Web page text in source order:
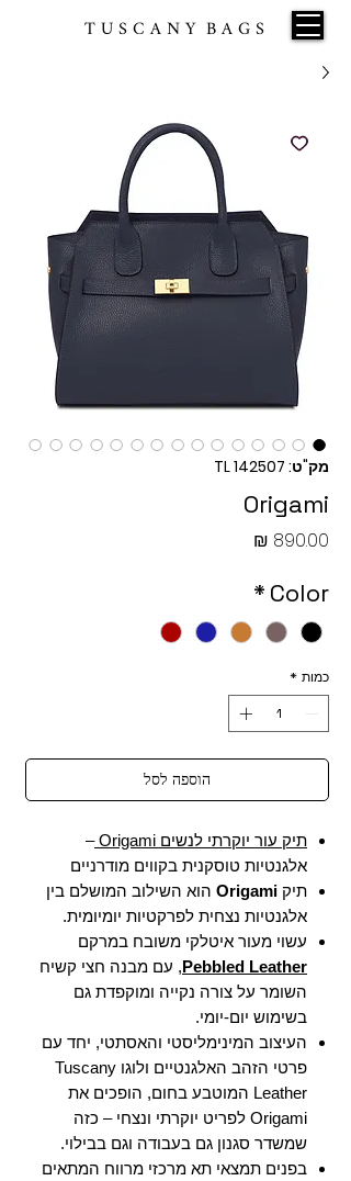
T U S C A N Y B A G S
מק"ט: TL 142507
Origami
Color
*
כמות *
הוספה לסל
תיק עור יוקרתי לנשים Origami
–
אלגנטיות טוסקנית בקווים מודרניים
תיק Origami הוא השילוב המושלם בין
אלגנטיות נצחית לפרקטיות יומיומית.
עשוי מעור איטלקי משובח במרקם
Pebbled Leather, עם מבנה חצי קשיח
השומר על צורה נקייה ומוקפדת גם
בשימוש יום-יומי.
העיצוב המינימליסטי והאסתטי, יחד עם
פרטי הזהב האלגנטיים ולוגו Tuscany
Leather המוטבע בחום, הופכים את
Origami לפריט יוקרתי ונצחי – כזה
שמשדר סגנון גם בעבודה וגם בבילוי.
בפנים תמצאי תא מרכזי מרווח המתאים